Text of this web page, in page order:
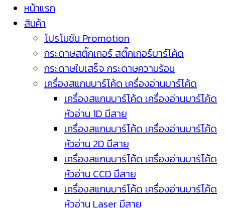
หน้าแรก
สินค้า
โปรโมชัน Promotion
กระดาษสติ๊กเกอร์ สติ๊กเกอร์บาร์โค้ด
กระดาษใบเสร็จ กระดาษความร้อน
เครื่องสแกนบาร์โค้ด เครื่องอ่านบาร์โค้ด
เครื่องสแกนบาร์โค้ด เครื่องอ่านบาร์โค้ด
หัวอ่าน 1D มีสาย
เครื่องสแกนบาร์โค้ด เครื่องอ่านบาร์โค้ด
หัวอ่าน 2D มีสาย
เครื่องสแกนบาร์โค้ด เครื่องอ่านบาร์โค้ด
หัวอ่าน CCD มีสาย
เครื่องสแกนบาร์โค้ด เครื่องอ่านบาร์โค้ด
หัวอ่าน Laser มีสาย